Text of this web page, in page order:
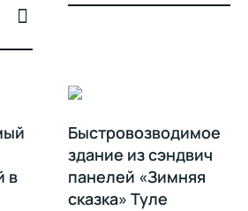
в
Быстровозводимое
здание из сэндвич
панелей «Зимняя
сказка» Туле